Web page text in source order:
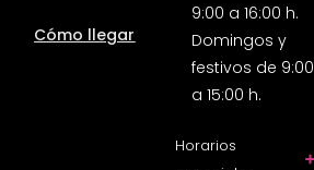
Cómo llegar
9:00 a 16:00 h.
Domingos y
festivos de 9:00
a 15:00 h.
Horarios